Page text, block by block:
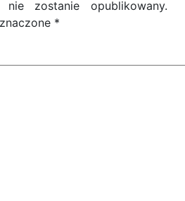
zostanie opublikowany.
*